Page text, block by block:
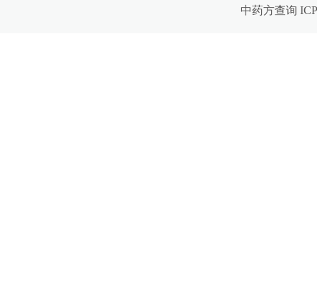
中药方查询